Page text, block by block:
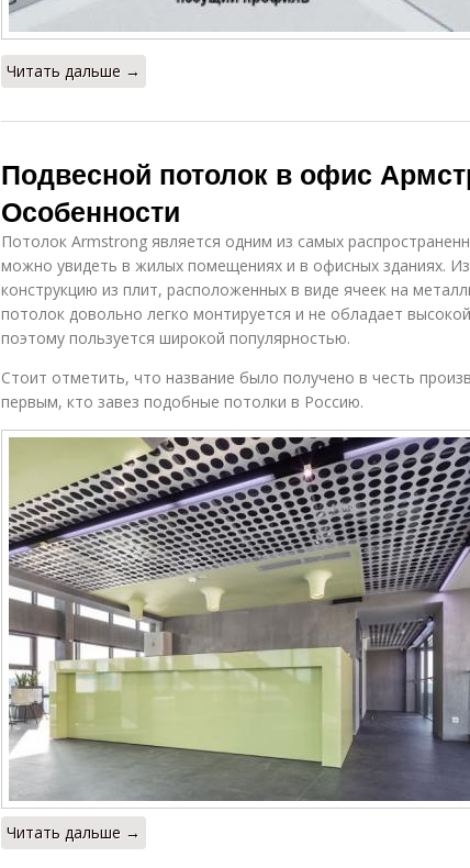
Читать дальше →
Подвесной потолок в офис
Особенности
Потолок Armstrong является одним из самых
можно увидеть в жилых помещениях и в офисных зданиях.
конструкцию из плит, расположенных в виде ячеек на
потолок довольно легко монтируется и не обладает
поэтому пользуется широкой популярностью.
Стоит отметить, что название было получено в честь
первым, кто завез подобные потолки в Россию.
Читать дальше →